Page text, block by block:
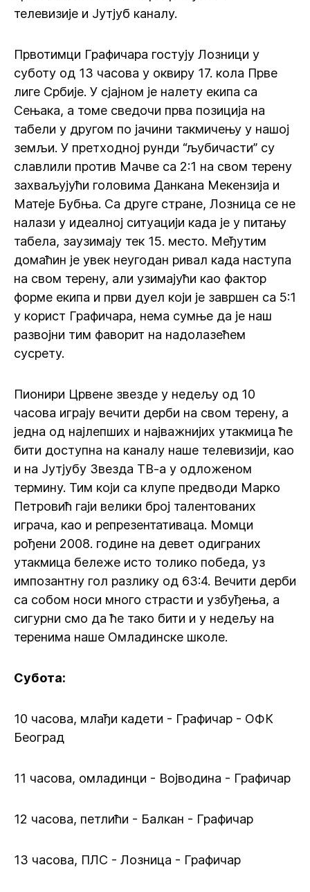
телевизије и Јутјуб каналу.
Првотимци Графичара гостују Лозници у
суботу од 13 часова у оквиру 17. кола Прве
лиге Србије. У сјајном је налету екипа са
Сењака, а томе сведочи прва позиција на
табели у другом по јачини такмичењу у нашој
земљи. У претходној рунди “љубичасти” су
славлили против Мачве са 2:1 на свом терену
захваљујући головима Данкана Мекензија и
Матеје Бубња. Са друге стране, Лозница се не
налази у идеалној ситуацији када је у питању
табела, заузимају тек 15. место. Међутим
домаћин је увек неугодан ривал када наступа
на свом терену, али узимајући као фактор
форме екипа и први дуел који је завршен са 5:1
у корист Графичара, нема сумње да је наш
развојни тим фаворит на надолазећем
сусрету.
Пионири Црвене звезде у недељу од 10
часова играју вечити дерби на свом терену, а
једна од најлепших и најважнијих утакмица ће
бити доступна на каналу наше телевизији, као
и на Јутјубу Звезда ТВ-а у одложеном
термину. Тим који са клупе предводи Марко
Петровић гаји велики број талентованих
играча, као и репрезентативаца. Момци
рођени 2008. године на девет одиграних
утакмица бележе исто толико победа, уз
импозантну гол разлику од 63:4. Вечити дерби
са собом носи много страсти и узбуђења, а
сигурни смо да ће тако бити и у недељу на
теренима наше Омладинске школе.
Субота:
10 часова, млађи кадети - Графичар - ОФК
Београд
11 часова, омладинци - Војводина - Графичар
12 часова, петлићи - Балкан - Графичар
13 часова, ПЛС - Лозница - Графичар